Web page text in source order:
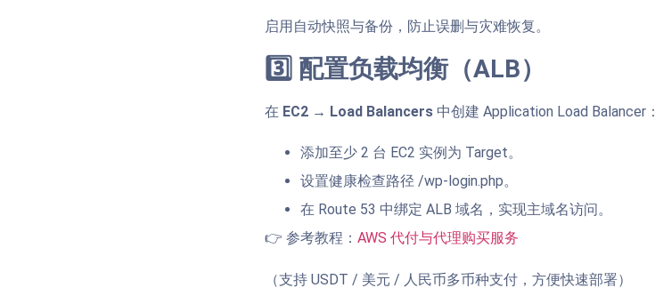
启用自动快照与备份，防止误删与灾难恢复。
3️⃣ 配置负载均衡（ALB）
在 EC2 → Load Balancers 中创建 Application Load Balancer：
添加至少 2 台 EC2 实例为 Target。
设置健康检查路径 /wp-login.php。
在 Route 53 中绑定 ALB 域名，实现主域名访问。
👉 参考教程： AWS 代付与代理购买服务
（支持 USDT / 美元 / 人民币多币种支付，方便快速部署）